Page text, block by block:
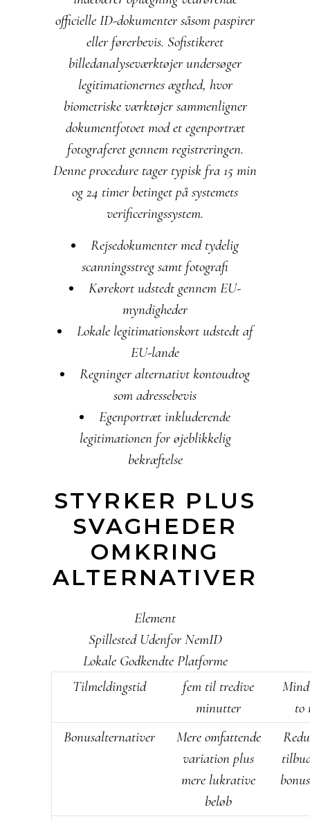
officielle ID-dokumenter såsom paspirer
eller førerbevis. Sofistikeret
billedanalyseværktøjer undersøger
legitimationernes ægthed, hvor
biometriske værktøjer sammenligner
dokumentfotoet mod et egenportræt
fotograferet gennem registreringen.
Denne procedure tager typisk fra 15 min
og 24 timer betinget på systemets
verificeringssystem.
Rejsedokumenter med tydelig
scanningsstreg samt fotografi
Kørekort udstedt gennem EU-
myndigheder
Lokale legitimationskort udstedt af
EU-lande
Regninger alternativt kontoudtog
som adressebevis
Egenportræt inkluderende
legitimationen for øjeblikkelig
bekræftelse
STYRKER PLUS
SVAGHEDER
OMKRING
ALTERNATIVER
Element
Spillested Udenfor NemID
Lokale Godkendte Platforme
Tilmeldingstid
fem til tredive
minutter
to
Bonusalternativer
Mere omfattende
variation plus
mere lukrative
beløb